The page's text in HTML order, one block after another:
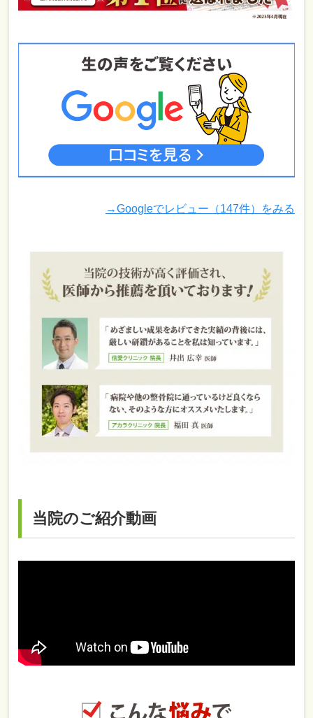
→Googleでレビュー（147件）をみる
当院のご紹介動画